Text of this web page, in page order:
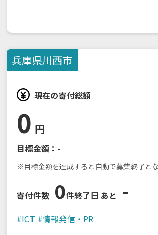
兵庫県川西市
現在の寄付総額
0 円
目標金額： -
※目標金額を達成すると自動で募集終了と
寄付件数 0件終了日 あと -
#ICT #情報発信・PR